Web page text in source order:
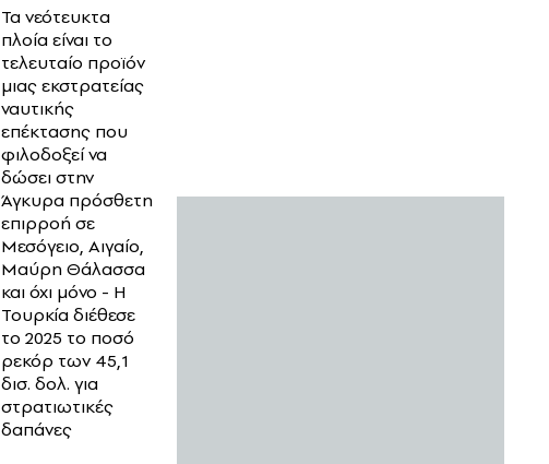
Τα νεότευκτα
πλοία είναι το
τελευταίο προϊόν
μιας εκστρατείας
ναυτικής
επέκτασης που
φιλοδοξεί να
δώσει στην
Άγκυρα πρόσθετη
επιρροή σε
Μεσόγειο, Αιγαίο,
Μαύρη Θάλασσα
και όχι μόνο - Η
Τουρκία διέθεσε
το 2025 το ποσό
ρεκόρ των 45,1
δισ. δολ. για
στρατιωτικές
δαπάνες